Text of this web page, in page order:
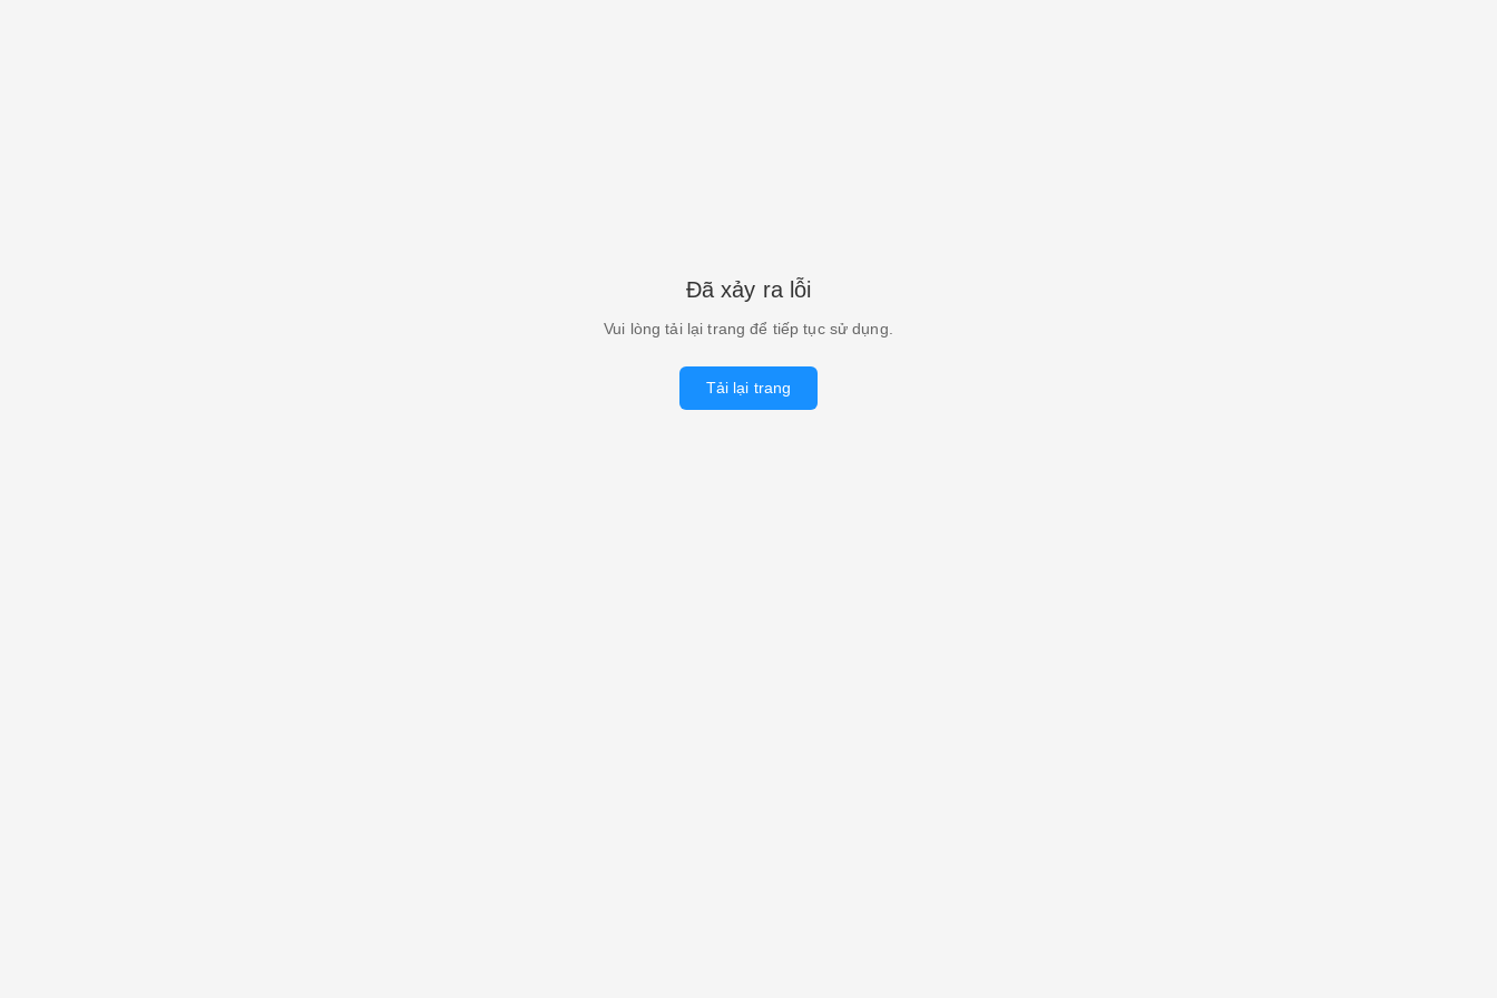
Đã xảy ra lỗi
Vui lòng tải lại trang để tiếp tục sử dụng.
Tải lại trang